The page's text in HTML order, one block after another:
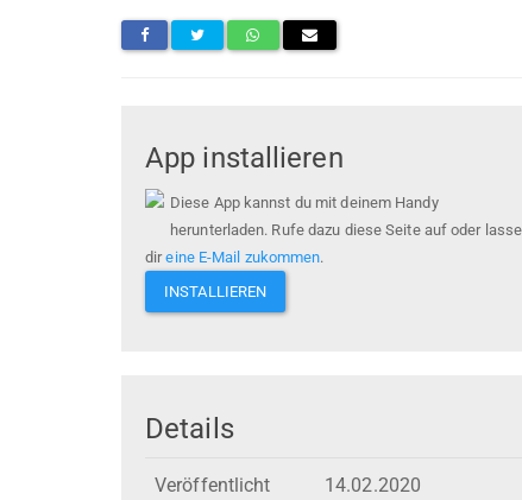
App installieren
Diese App kannst du mit deinem Handy
herunterladen. Rufe dazu diese Seite auf oder lasse
direine E-Mail zukommen.
INSTALLIEREN
Details
Veröffentlicht
14.02.2020